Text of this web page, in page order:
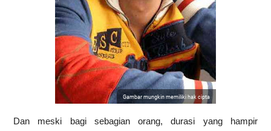
Gambar mungkin memiliki hak cipta
Dan meski bagi sebagian orang, durasi yang hampir